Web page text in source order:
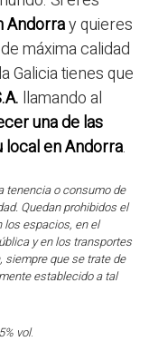
Andorray quieres
máxima calidad
Galicia tienes que
llamando al
una de las
en Andorra.
tenencia o consumo de
Quedan prohibidos el
los espacios, en el
y en los transportes
siempre que se trate de
establecido a tal
vol.